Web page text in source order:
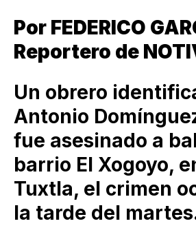
Por FEDERICO
Reportero de
Un obrero
Antonio
fue asesinado a
barrio El Xogoyo,
Tuxtla, el crimen
la tarde del